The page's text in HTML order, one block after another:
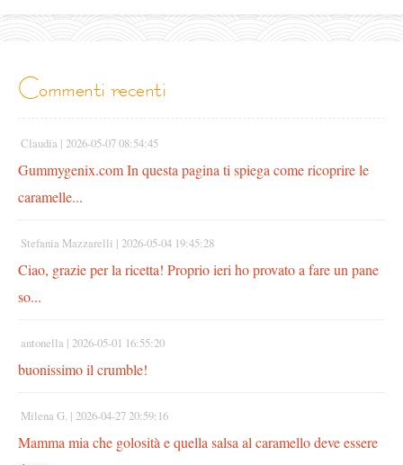
commenti recenti
Claudia | 2026-05-07 08:54:45
Gummygenix.com In questa pagina ti spiega come ricoprire le
caramelle...
Stefania Mazzarelli | 2026-05-04 19:45:28
Ciao, grazie per la ricetta! Proprio ieri ho provato a fare un pane
so...
antonella | 2026-05-01 16:55:20
buonissimo il crumble!
Milena G. | 2026-04-27 20:59:16
Mamma mia che golosità e quella salsa al caramello deve essere